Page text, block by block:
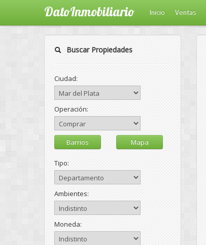
DatoInmobiliario Inicio Ventas
Buscar Propiedades
Ciudad:
Operación:
Barrios Mapa
Tipo:
Ambientes:
Moneda: